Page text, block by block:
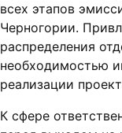
всех этапов
Черногории.
распределения
необходимостью
реализации
К сфере